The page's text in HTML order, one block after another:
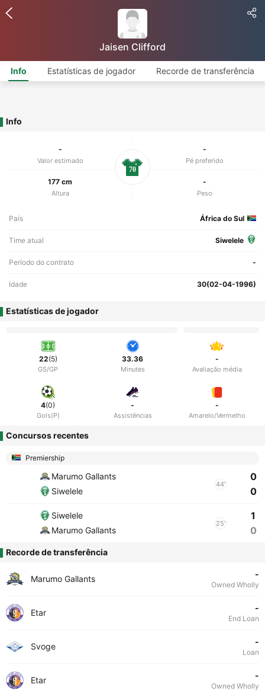
Jaisen Clifford
Info Estatísticas de jogador Recorde de transferência
Info
-
Valor estimado
-
Pé preferido
177 cm
Altura
-
Peso
70
País África do Sul
Time atual Siwelele
Período do contrato -
Idade 30(02-04-1996)
Estatísticas de jogador
22(5)
GS/GP
33.36
Minutes
-
Avaliação média
4(0)
Gols(P)
-
Assistências
-
Amarelo/Vermelho
Concursos recentes
Premiership
Marumo Gallants
Siwelele
44'
0
0
Siwelele
Marumo Gallants
25'
1
0
Recorde de transferência
Marumo Gallants -
Owned Wholly
Etar -
End Loan
Svoge -
Loan
Etar -
Owned Wholly